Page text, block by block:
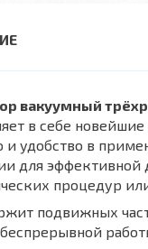
вакуумный
в себе
и удобство в
для эффективной
процедур
подвижных